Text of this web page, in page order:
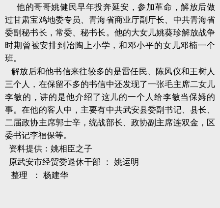
他的哥哥姚健民早年投奔延安，参加革命，解放后做
过甘肃宝鸡地委专员、青海省商业厅副厅长、中共青海省
委副秘书长，常委、秘书长。他的大女儿姚葵珍解放战争
时期曾被安排到冶陶上小学，和邓小平的女儿邓楠一个
班。
解放后和他书信来往较多的是雷任民、陈风仪和王树人
三个人，在保留不多的书信中还发现了一张毛主席二女儿
李敏的，讲的是他介绍了这儿的一个人给李敏当保姆的
事。在他的客人中，主要有中共武安县委副书记、县长、
二届政协主席郭士辛，统战部长、政协副主席连双金，区
委书记李福保等。
资料提供：姚相臣之子
原武安市经贸委退休干部 ： 姚运明
整理 ： 杨建华